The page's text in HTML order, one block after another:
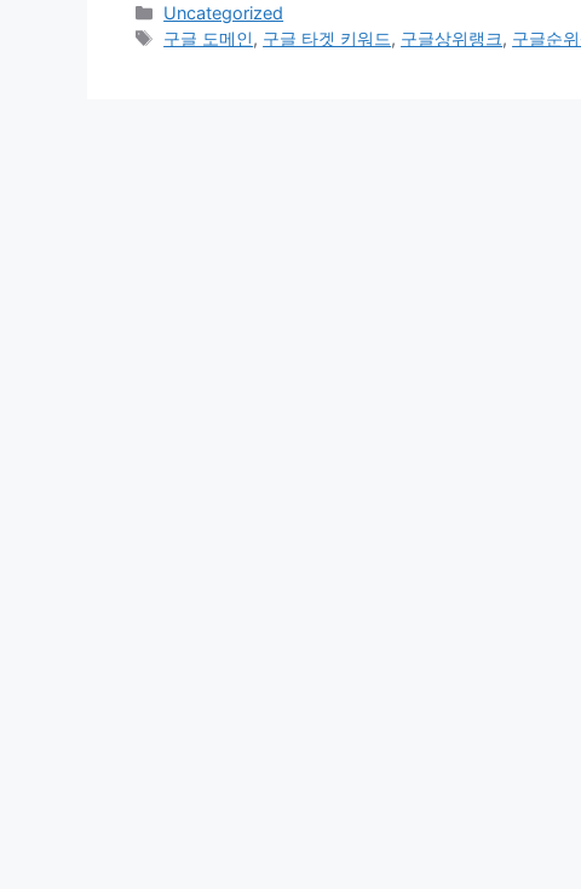
Categories
Uncategorized
Tags
구글 도메인, 구글 타겟 키워드, 구글상위랭크, 구글순